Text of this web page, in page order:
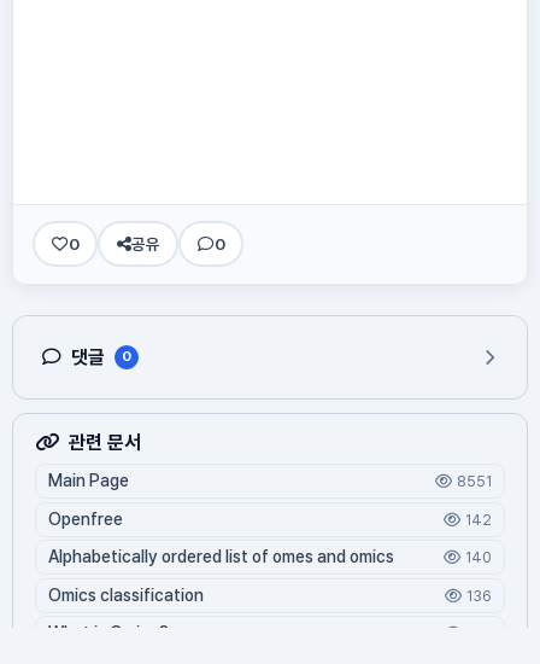
0 공유 0
댓글 0
관련 문서
Main Page 8551
Openfree 142
Alphabetically ordered list of omes and omics 140
Omics classification 136
What is Oming?